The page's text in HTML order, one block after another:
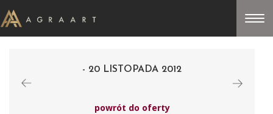
- 20 LISTOPADA 2012
powrót do oferty